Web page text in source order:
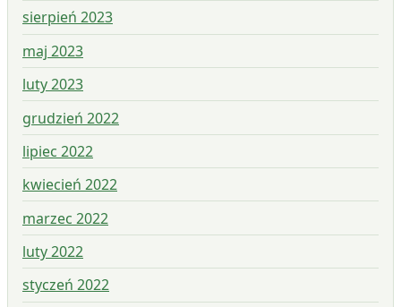
sierpień 2023
maj 2023
luty 2023
grudzień 2022
lipiec 2022
kwiecień 2022
marzec 2022
luty 2022
styczeń 2022